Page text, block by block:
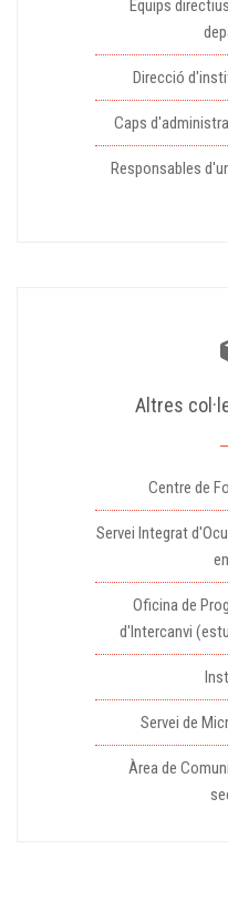
Equips
Direcció
Caps
Responsables
Altres
Centre de
Servei Integrat
Oficina de
d'Intercanvi
Servei de
Àrea de